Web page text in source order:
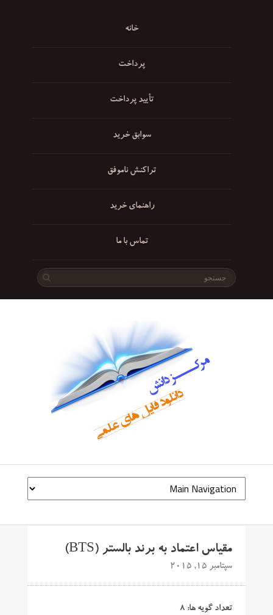
خانه
پرداخت
تأیید پرداخت
سوابق خرید
تراکنش ناموفق
راهنمای خرید
تماس با ما
مقیاس اعتماد به برند بالستر (BTS)
سپتامبر 15, 2015
تعداد گویه ها: ۸